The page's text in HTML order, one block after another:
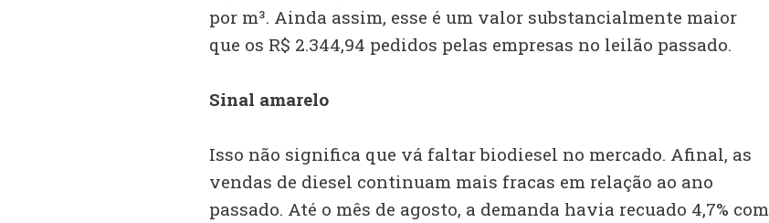
por m³. Ainda assim, esse é um valor substancialmente maior
que os R$ 2.344,94 pedidos pelas empresas no leilão passado.
Sinal amarelo
Isso não significa que vá faltar biodiesel no mercado. Afinal, as
vendas de diesel continuam mais fracas em relação ao ano
passado. Até o mês de agosto, a demanda havia recuado 4,7% com